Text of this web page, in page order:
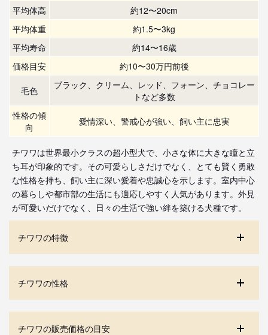
平均体高
約12〜20cm
平均体重
約1.5〜3kg
平均寿命
約14〜16歳
価格目安
約10〜30万円前後
毛色
ブラック、クリーム、レッド、フォーン、チョコレー
トなど多数
性格の傾
向
愛情深い、警戒心が強い、飼い主に忠実
チワワは世界最小クラスの超小型犬で、小さな体に大きな瞳と立
ち耳が印象的です。その可愛らしさだけでなく、とても賢く勇敢
な性格を持ち、飼い主に深い愛着や忠誠心を示します。室内中心
の暮らしや都市部の生活にも適応しやすく人気があります。外見
が可愛いだけでなく、日々の生活で強い絆を築ける犬種です。
チワワの特徴
チワワの性格
チワワの販売価格の目安